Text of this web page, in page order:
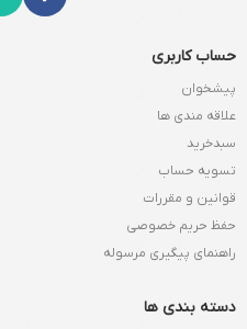
حساب کاربری
پیشخوان
علاقه مندی ها
سبدخرید
تسویه حساب
قوانین و مقررات
حفظ حریم خصوصی
راهنمای پیگیری مرسوله
دسته بندی ها